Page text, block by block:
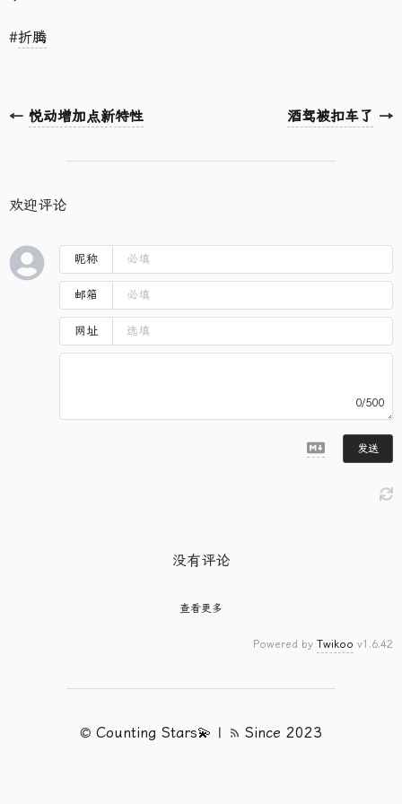
#折腾
← 悦动增加点新特性 酒驾被扣车了 →
欢迎评论
昵称
邮箱
网址
0/500
发送
没有评论
查看更多
Powered by Twikoo v1.6.42
© Counting Stars💫 | Since 2023